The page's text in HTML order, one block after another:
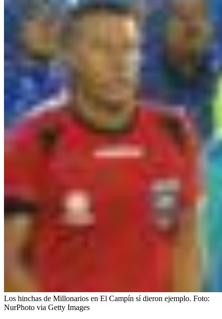
Los hinchas de Millonarios en El Campín sí dieron ejemplo. Foto:
NurPhoto via Getty Images